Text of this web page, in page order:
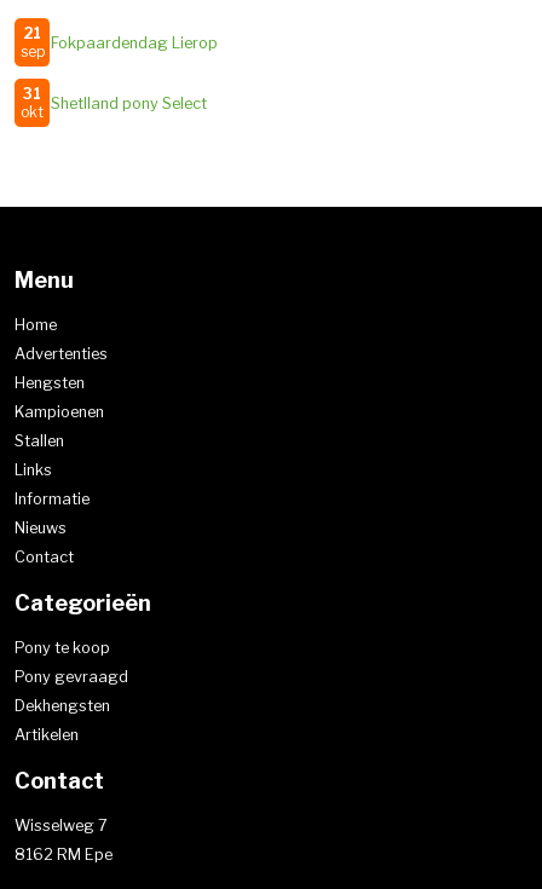
21
sep Fokpaardendag Lierop
31
okt Shetlland pony Select
Menu
Home
Advertenties
Hengsten
Kampioenen
Stallen
Links
Informatie
Nieuws
Contact
Categorieën
Pony te koop
Pony gevraagd
Dekhengsten
Artikelen
Contact
Wisselweg 7
8162 RM Epe